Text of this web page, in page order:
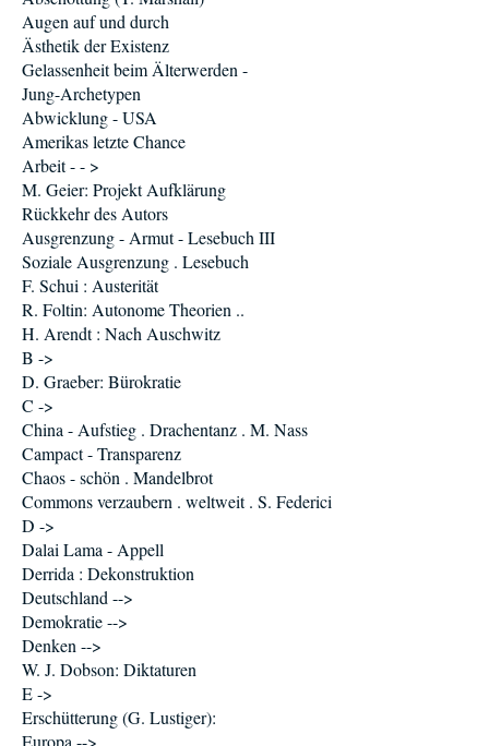
Augen auf und durch
Ästhetik der Existenz
Gelassenheit beim Älterwerden -
Jung-Archetypen
Abwicklung - USA
Amerikas letzte Chance
Arbeit - - >
M. Geier: Projekt Aufklärung
Rückkehr des Autors
Ausgrenzung - Armut - Lesebuch III
Soziale Ausgrenzung . Lesebuch
F. Schui : Austerität
R. Foltin: Autonome Theorien ..
H. Arendt : Nach Auschwitz
B ->
D. Graeber: Bürokratie
C ->
China - Aufstieg . Drachentanz . M. Nass
Campact - Transparenz
Chaos - schön . Mandelbrot
Commons verzaubern . weltweit . S. Federici
D ->
Dalai Lama - Appell
Derrida : Dekonstruktion
Deutschland -->
Demokratie -->
Denken -->
W. J. Dobson: Diktaturen
E ->
Erschütterung (G. Lustiger):
Europa -->